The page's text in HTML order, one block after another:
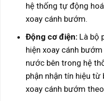
hệ thống tự động
xoay cánh bướm.
Động cơ điện: Là bộ
hiện xoay cánh
nước bên trong hệ
phận nhận tín hiệu từ
xoay cánh bướm